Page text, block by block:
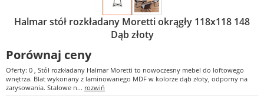
Halmar stół rozkładany Moretti okrągły 118x118 148
Dąb złoty
Porównaj ceny
Oferty: 0 , Stół rozkładany Halmar Moretti to nowoczesny mebel do loftowego
wnętrza. Blat wykonany z laminowanego MDF w kolorze dąb złoty, odporny na
zarysowania. Stalowe n... rozwiń